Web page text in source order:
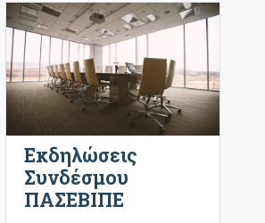
Εκδηλώσεις
Συνδέσμου
ΠΑΣΕΒΙΠΕ